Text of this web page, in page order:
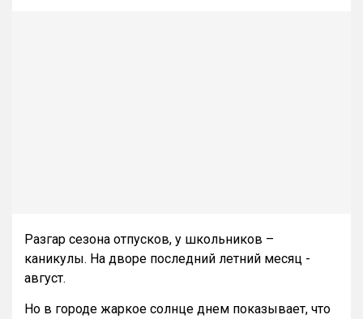
Разгар сезона отпусков, у школьников –
каникулы. На дворе последний летний месяц -
август.
Но в городе жаркое солнце днем показывает, что